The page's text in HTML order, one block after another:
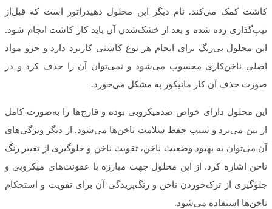
کاشت کمک می‌کند. نام دیگر این محلول دهیدراتور است که قبل‌از
تیپ‌گذاری زده شده و بعد از خشک‌شدن آن باید کار کاشت انجام شود.
این محلول بی‌رنگ برای انجام هر نوع کاشتی کاربرد دارد و جزو مواد
اصلی ناخن‌کاری محسوب می‌شود و نمی‌توان آن را حذف کرد و در
صورت حذف آن کار مانیکور به مشکل می‌خورد.
این محلول دارای خواص ضدمیکروبی بوده و قارچ‌ها را به‌صورت کامل
از بین می‌برد و سبب حفظ سلامت ناخن‌ها می‌شود. از دیگر ویژگی‌های
آن می‌توان به بهبود وضعیت ناخن، تقویت ناخن و جلوگیری از تغییر رنگ
ناخن اشاره کرد. از این محلول جهت مبارزه با عفونت‌های میکروبی و
جلوگیری از ترک‌خوردن ناخن و رنگ‌پریدگی آن برای تقویت و استحکام
ناخن‌ها استفاده می‌شود.